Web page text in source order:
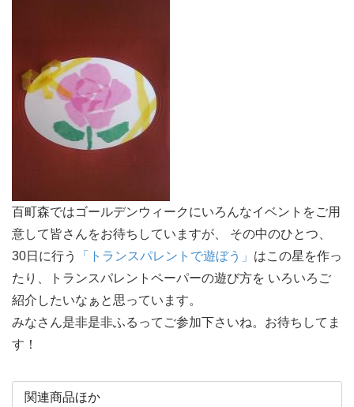
百町森ではゴールデンウィークにいろんなイベントをご用
意して皆さんをお待ちしていますが、 その中のひとつ、
30日に行う
「トランスパレントで遊ぼう」 はこの星を作っ
たり、トランスパレントペーパーの遊び方を いろいろご
紹介したいなぁと思っています。
みなさん是非是非ふるってご参加下さいね。お待ちしてま
す！
関連商品ほか